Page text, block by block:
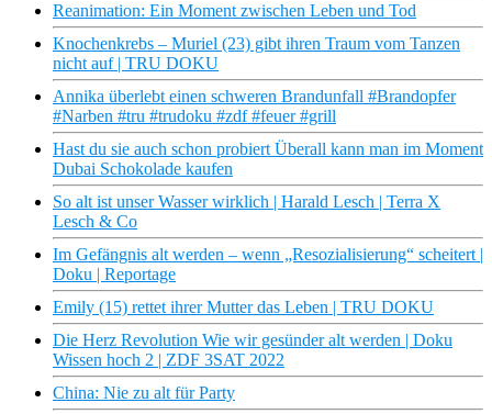
Reanimation: Ein Moment zwischen Leben und Tod
Knochenkrebs – Muriel (23) gibt ihren Traum vom Tanzen
nicht auf | TRU DOKU
Annika überlebt einen schweren Brandunfall #Brandopfer
#Narben #tru #trudoku #zdf #feuer #grill
Hast du sie auch schon probiert Überall kann man im Moment
Dubai Schokolade kaufen
So alt ist unser Wasser wirklich | Harald Lesch | Terra X
Lesch & Co
Im Gefängnis alt werden – wenn „Resozialisierung“ scheitert |
Doku | Reportage
Emily (15) rettet ihrer Mutter das Leben | TRU DOKU
Die Herz Revolution Wie wir gesünder alt werden | Doku
Wissen hoch 2 | ZDF 3SAT 2022
China: Nie zu alt für Party